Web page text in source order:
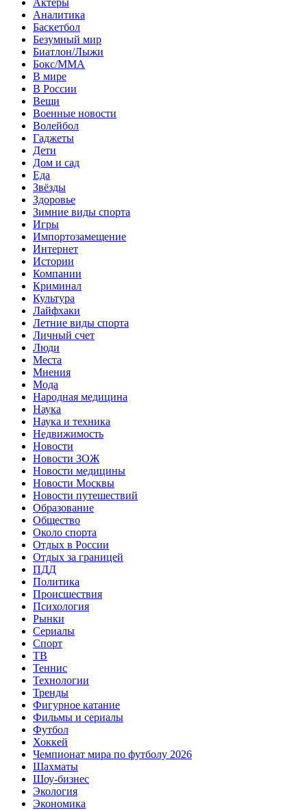
Аналитика
Баскетбол
Безумный мир
Биатлон/Лыжи
Бокс/MMA
В мире
В России
Вещи
Военные новости
Волейбол
Гаджеты
Дети
Дом и сад
Еда
Звёзды
Здоровье
Зимние виды спорта
Игры
Импортозамещение
Интернет
Истории
Компании
Криминал
Культура
Лайфхаки
Летние виды спорта
Личный счет
Люди
Места
Мнения
Мода
Народная медицина
Наука
Наука и техника
Недвижимость
Новости
Новости ЗОЖ
Новости медицины
Новости Москвы
Новости путешествий
Образование
Общество
Около спорта
Отдых в России
Отдых за границей
ПДД
Политика
Происшествия
Психология
Рынки
Сериалы
Спорт
ТВ
Теннис
Технологии
Тренды
Фигурное катание
Фильмы и сериалы
Футбол
Хоккей
Чемпионат мира по футболу 2026
Шахматы
Шоу-бизнес
Экология
Экономика